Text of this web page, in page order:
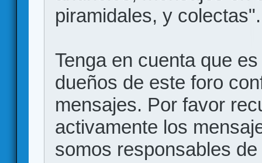
piramidales, y colectas".
Tenga en cuenta que
dueños de este foro
mensajes. Por favor
activamente los
somos responsables